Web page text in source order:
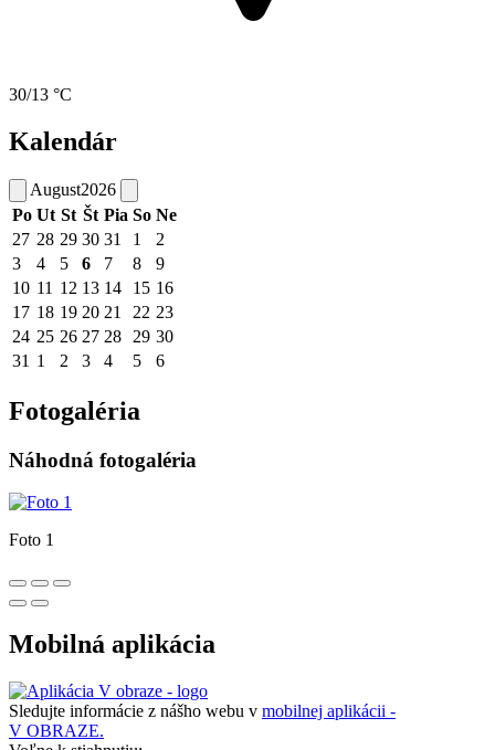
30/13 °C
Kalendár
August2026
Po Ut St Št Pia So Ne
27 28 29 30 31 1
2
3
4 5 6 7 8
9
10 11 12 13 14 15 16
17 18 19 20 21 22 23
24 25 26 27 28 29 30
31 1 2 3 4 5 6
Fotogaléria
Náhodná fotogaléria
Foto 1
Mobilná aplikácia
Sledujte informácie z nášho webu v mobilnej aplikácii -
V OBRAZE.